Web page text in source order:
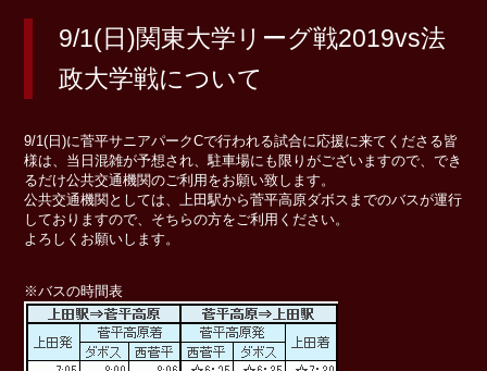
9/1(日)関東大学リーグ戦2019vs法
政大学戦について
9/1(日)に菅平サニアパークCで行われる試合に応援に来てくださる皆
様は、当日混雑が予想され、駐車場にも限りがございますので、でき
るだけ公共交通機関のご利用をお願い致します。
公共交通機関としては、上田駅から菅平高原ダボスまでのバスが運行
しておりますので、そちらの方をご利用ください。
よろしくお願いします。
※バスの時間表